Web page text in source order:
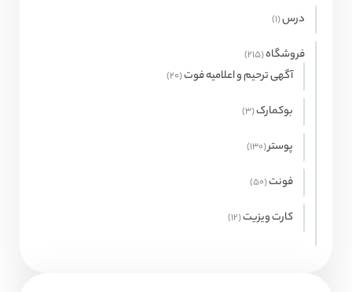
درس 1
1
فروشگاه 215
215
محصول
آگهی ترحیم و اعلامیه فوت 20
20
بوکمارک 3
3
پوستر 130
130
فونت 50
50
کارت ویزیت 12
12